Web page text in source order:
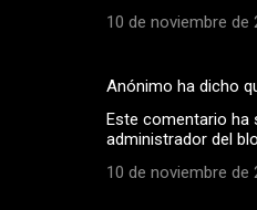
10 de noviembre de
Anónimo ha dicho
Este comentario ha
administrador del
10 de noviembre de